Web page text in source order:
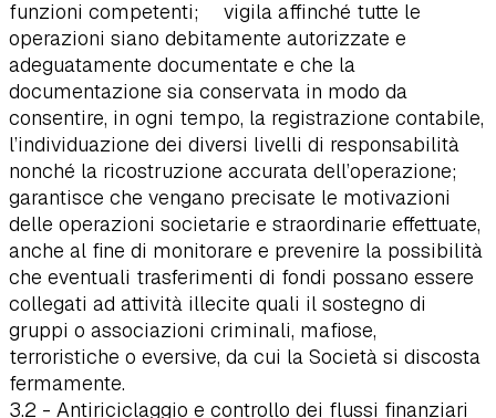
funzioni competenti; vigila affinché tutte le
operazioni siano debitamente autorizzate e
adeguatamente documentate e che la
documentazione sia conservata in modo da
consentire, in ogni tempo, la registrazione contabile,
l’individuazione dei diversi livelli di responsabilità
nonché la ricostruzione accurata dell’operazione;
garantisce che vengano precisate le motivazioni
delle operazioni societarie e straordinarie effettuate,
anche al fine di monitorare e prevenire la possibilità
che eventuali trasferimenti di fondi possano essere
collegati ad attività illecite quali il sostegno di
gruppi o associazioni criminali, mafiose,
terroristiche o eversive, da cui la Società si discosta
fermamente.
3.2 - Antiriciclaggio e controllo dei flussi finanziari